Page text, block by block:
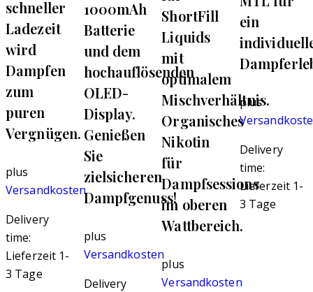
schneller
Ladezeit
wird
Dampfen
zum
puren
Vergnügen.
plus
Versandkosten
Delivery
time:
Lieferzeit 1-
3 Tage
1000mAh
Batterie
und dem
hochauflösenden
OLED-
Display.
Genießen
Sie
zielsicheren
Dampfgenuss!
plus
Versandkosten
Delivery
ShortFill
Liquids
mit
optimalem
Mischverhältnis.
Organisches
Nikotin
für
Dampfsessions
im oberen
Wattbereich.
plus
Versandkosten
ein
plus
Delivery
time:
Lieferzeit 1-
3 Tage